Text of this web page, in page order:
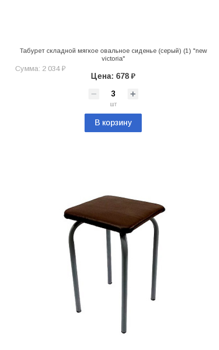
Табурет складной мягкое овальное сиденье (серый) (1) "new
victoria"
Сумма: 2 034 ₽
Цена: 678 ₽
шт
В корзину